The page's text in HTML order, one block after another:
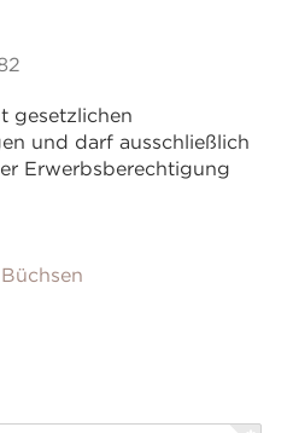
gesetzlichen
und darf ausschließlich
Erwerbsberechtigung